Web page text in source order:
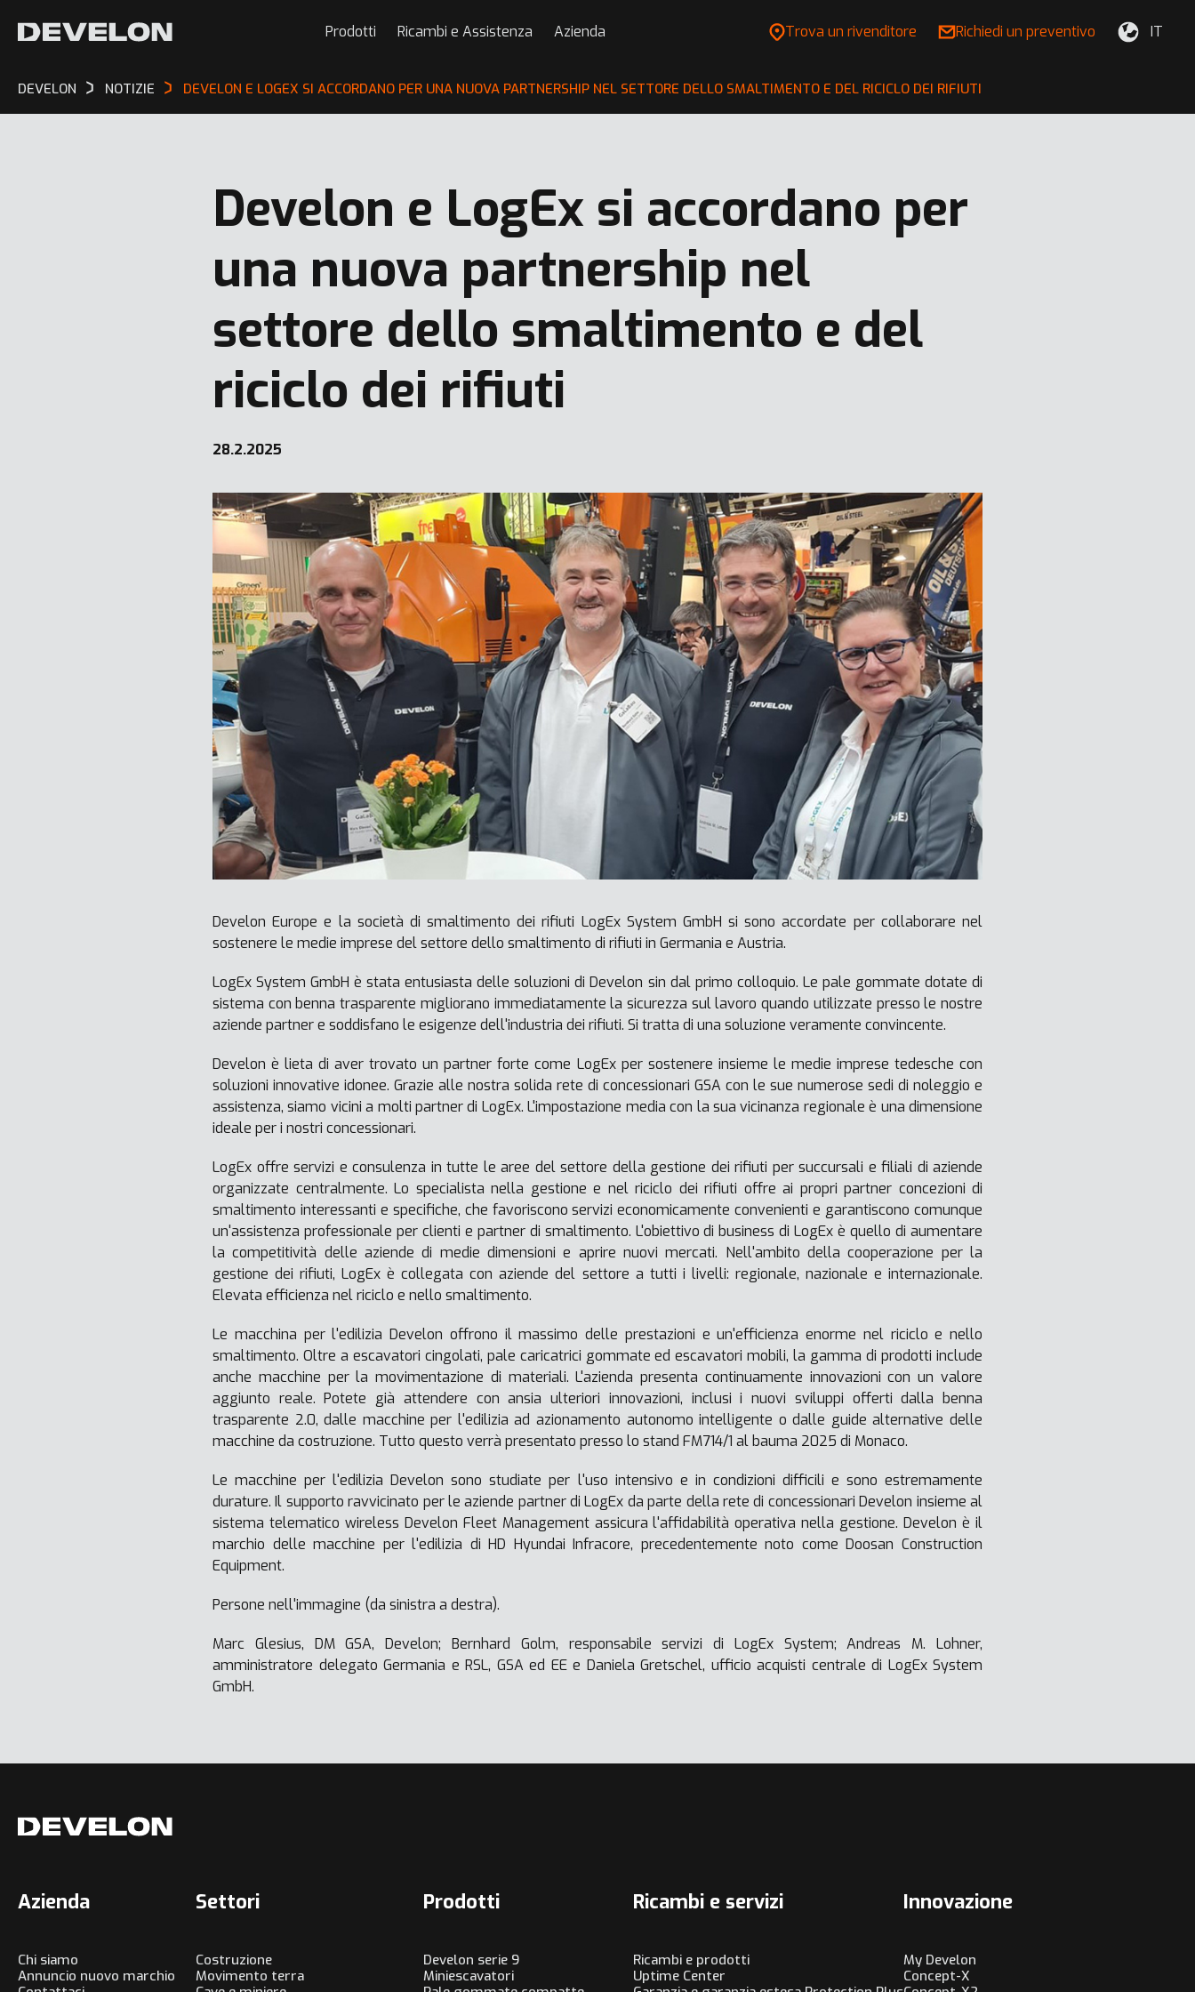
Prodotti Ricambi e Assistenza Azienda Trova un rivenditore Richiedi un preventivo IT
DEVELON NOTIZIE DEVELON E LOGEX SI ACCORDANO PER UNA NUOVA PARTNERSHIP NEL SETTORE DELLO SMALTIMENTO E DEL RICICLO DEI RIFIUTI
Develon e LogEx si accordano per
una nuova partnership nel
settore dello smaltimento e del
riciclo dei rifiuti
28.2.2025
Develon Europe e la società di smaltimento dei rifiuti LogEx System GmbH si sono accordate per collaborare nel
sostenere le medie imprese del settore dello smaltimento di rifiuti in Germania e Austria.
LogEx System GmbH è stata entusiasta delle soluzioni di Develon sin dal primo colloquio. Le pale gommate dotate di
sistema con benna trasparente migliorano immediatamente la sicurezza sul lavoro quando utilizzate presso le nostre
aziende partner e soddisfano le esigenze dell'industria dei rifiuti. Si tratta di una soluzione veramente convincente.
Develon è lieta di aver trovato un partner forte come LogEx per sostenere insieme le medie imprese tedesche con
soluzioni innovative idonee. Grazie alle nostra solida rete di concessionari GSA con le sue numerose sedi di noleggio e
assistenza, siamo vicini a molti partner di LogEx. L'impostazione media con la sua vicinanza regionale è una dimensione
ideale per i nostri concessionari.
LogEx offre servizi e consulenza in tutte le aree del settore della gestione dei rifiuti per succursali e filiali di aziende
organizzate centralmente. Lo specialista nella gestione e nel riciclo dei rifiuti offre ai propri partner concezioni di
smaltimento interessanti e specifiche, che favoriscono servizi economicamente convenienti e garantiscono comunque
un'assistenza professionale per clienti e partner di smaltimento. L'obiettivo di business di LogEx è quello di aumentare
la competitività delle aziende di medie dimensioni e aprire nuovi mercati. Nell'ambito della cooperazione per la
gestione dei rifiuti, LogEx è collegata con aziende del settore a tutti i livelli: regionale, nazionale e internazionale.
Elevata efficienza nel riciclo e nello smaltimento.
Le macchina per l'edilizia Develon offrono il massimo delle prestazioni e un'efficienza enorme nel riciclo e nello
smaltimento. Oltre a escavatori cingolati, pale caricatrici gommate ed escavatori mobili, la gamma di prodotti include
anche macchine per la movimentazione di materiali. L'azienda presenta continuamente innovazioni con un valore
aggiunto reale. Potete già attendere con ansia ulteriori innovazioni, inclusi i nuovi sviluppi offerti dalla benna
trasparente 2.0, dalle macchine per l'edilizia ad azionamento autonomo intelligente o dalle guide alternative delle
macchine da costruzione. Tutto questo verrà presentato presso lo stand FM714/1 al bauma 2025 di Monaco.
Le macchine per l'edilizia Develon sono studiate per l'uso intensivo e in condizioni difficili e sono estremamente
durature. Il supporto ravvicinato per le aziende partner di LogEx da parte della rete di concessionari Develon insieme al
sistema telematico wireless Develon Fleet Management assicura l'affidabilità operativa nella gestione. Develon è il
marchio delle macchine per l'edilizia di HD Hyundai Infracore, precedentemente noto come Doosan Construction
Equipment.
Persone nell'immagine (da sinistra a destra).
Marc Glesius, DM GSA, Develon; Bernhard Golm, responsabile servizi di LogEx System; Andreas M. Lohner,
amministratore delegato Germania e RSL, GSA ed EE e Daniela Gretschel, ufficio acquisti centrale di LogEx System
GmbH.
Azienda
Chi siamo
Annuncio nuovo marchio
Settori
Costruzione
Movimento terra
Prodotti
Develon serie 9
Miniescavatori
Ricambi e servizi
Ricambi e prodotti
Uptime Center
Innovazione
My Develon
Concept-X